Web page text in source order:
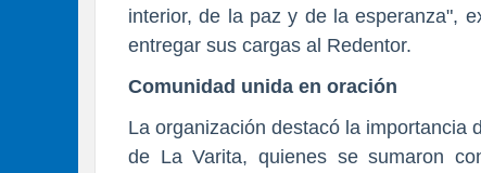
interior, de la paz y de la esperanza",
entregar sus cargas al Redentor.
Comunidad unida en oración
La organización destacó la importancia
de La Varita, quienes se sumaron